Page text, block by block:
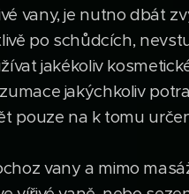
vany, je nutno dbát
po schůdcích,
jakékoliv
jakýchkoliv
pouze na k tomu
vany a mimo